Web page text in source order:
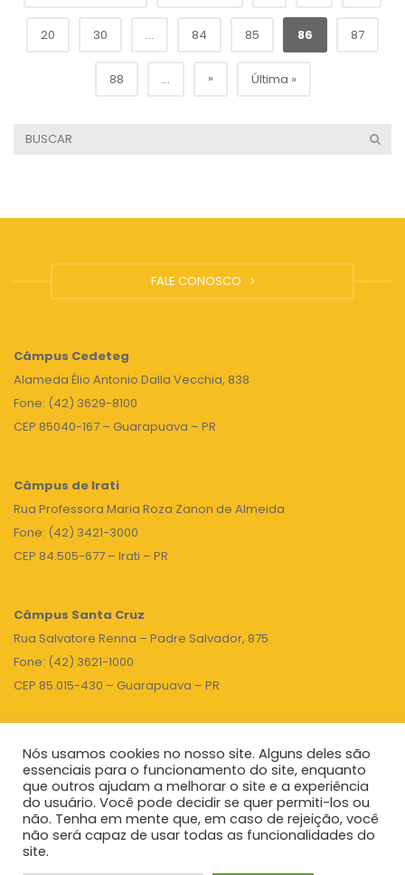
20 30 ... 84 85 86 87
88 ... » Última »
FALE CONOSCO
Câmpus Cedeteg
Alameda Élio Antonio Dalla Vecchia, 838
Fone: (42) 3629-8100
CEP 85040-167 – Guarapuava – PR
Câmpus de Irati
Rua Professora Maria Roza Zanon de Almeida
Fone: (42) 3421-3000
CEP 84.505-677 – Irati – PR
Câmpus Santa Cruz
Rua Salvatore Renna – Padre Salvador, 875
Fone: (42) 3621-1000
CEP 85.015-430 – Guarapuava – PR
TOPO
Unicentro |Governo do Paraná|Seti| Agenda do Reitor
Nós usamos cookies no nosso site. Alguns deles são
essenciais para o funcionamento do site, enquanto
que outros ajudam a melhorar o site e a experiência
do usuário. Você pode decidir se quer permiti-los ou
não. Tenha em mente que, em caso de rejeição, você
não será capaz de usar todas as funcionalidades do
site.